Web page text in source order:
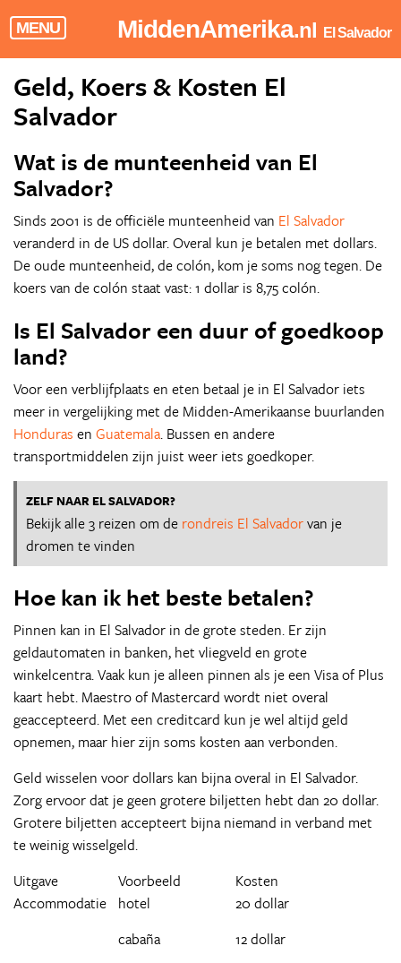
MENU MiddenAmerika.nl El Salvador
Geld, Koers & Kosten El
Salvador
Wat is de munteenheid van El
Salvador?
Sinds 2001 is de officiële munteenheid van El Salvador
veranderd in de US dollar. Overal kun je betalen met dollars.
De oude munteenheid, de colón, kom je soms nog tegen. De
koers van de colón staat vast: 1 dollar is 8,75 colón.
Is El Salvador een duur of goedkoop
land?
Voor een verblijfplaats en eten betaal je in El Salvador iets
meer in vergelijking met de Midden-Amerikaanse buurlanden
Honduras en Guatemala. Bussen en andere
transportmiddelen zijn juist weer iets goedkoper.
ZELF NAAR EL SALVADOR?
Bekijk alle 3 reizen om de rondreis El Salvadorvan je
dromen te vinden
Hoe kan ik het beste betalen?
Pinnen kan in El Salvador in de grote steden. Er zijn
geldautomaten in banken, het vliegveld en grote
winkelcentra. Vaak kun je alleen pinnen als je een Visa of Plus
kaart hebt. Maestro of Mastercard wordt niet overal
geaccepteerd. Met een creditcard kun je wel altijd geld
opnemen, maar hier zijn soms kosten aan verbonden.
Geld wisselen voor dollars kan bijna overal in El Salvador.
Zorg ervoor dat je geen grotere biljetten hebt dan 20 dollar.
Grotere biljetten accepteert bijna niemand in verband met
te weinig wisselgeld.
Uitgave
Voorbeeld
Kosten
Accommodatie hotel
cabaña
20 dollar
12 dollar